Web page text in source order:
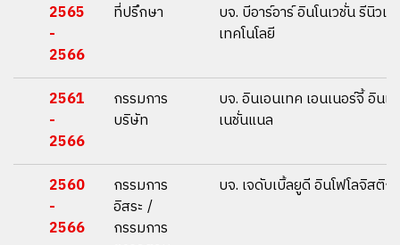
2565
-
2566
ที่ปรึกษา
บจ. บีอาร์อาร์ อินโนเวชั่น รีนิวเอ
เทคโนโลยี
2561
-
2566
กรรมการ
บริษัท
บจ. อินเอนเทค เอนเนอร์จี้ อินเ
เนชั่นแนล
2560
-
2566
กรรมการ
อิสระ /
กรรมการ
บจ. เจดับเบิ้ลยูดี อินโฟโลจิสติก